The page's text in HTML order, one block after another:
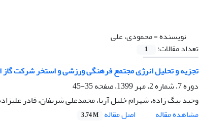
نویسنده =محمودی، علی
تعداد مقالات:
1
تجزیه و تحلیل انرژی مجتمع فرهنگی ورزشی و استخر شرکت گاز
دوره 7، شماره 2، مهر 1399، صفحه
35-45
وحید بیگ زاده، شهرام خلیل آریا، محمدعلی شریفان، قادر
مشاهده مقاله
اصل مقاله 3.74 M